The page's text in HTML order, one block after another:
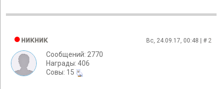
никник Вс, 24.09.17, 00:48 | # 2
Сообщений: 2770
Награды: 406
Cовы: 15